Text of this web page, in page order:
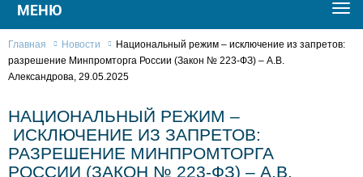
МЕНЮ
Главная Новости
Национальный режим – исключение из запретов:
разрешение Минпромторга России (Закон № 223-ФЗ) – А.В.
Александрова, 29.05.2025
НАЦИОНАЛЬНЫЙ РЕЖИМ –
ИСКЛЮЧЕНИЕ ИЗ ЗАПРЕТОВ:
РАЗРЕШЕНИЕ МИНПРОМТОРГА
РОССИИ (ЗАКОН № 223-ФЗ) – А.В.